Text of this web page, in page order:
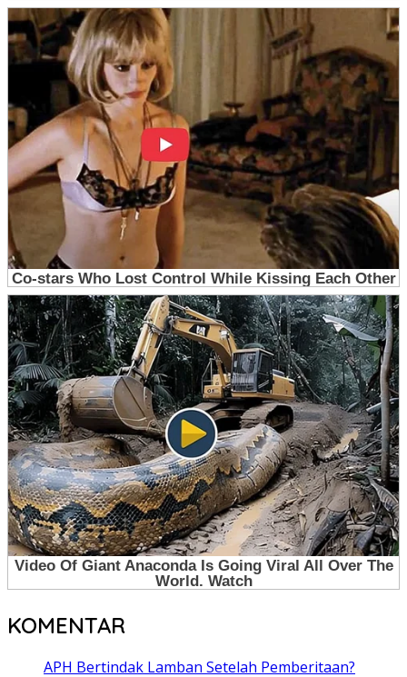
KOMENTAR
APH Bertindak Lamban Setelah Pemberitaan?